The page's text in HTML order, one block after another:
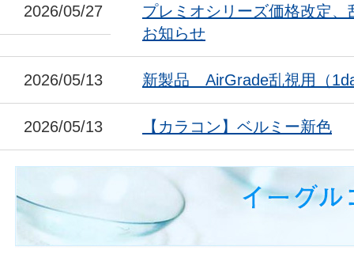
2026/05/27
プレミオシリーズ価格改定
お知らせ
2026/05/13 新製品 AirGrade乱視用（
2026/05/13 【カラコン】ベルミー新色